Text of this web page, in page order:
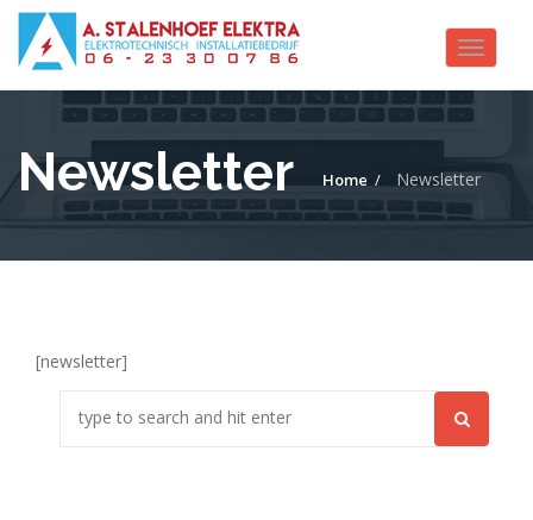
Toggle
Newsletter Home Newsletter
[newsletter]